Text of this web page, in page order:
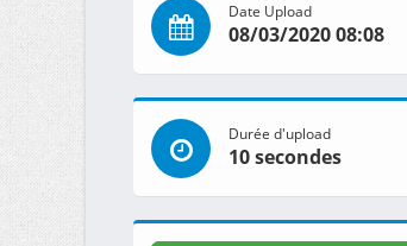
Date Upload
08/03/2020 08:08
Durée d'upload
10 secondes